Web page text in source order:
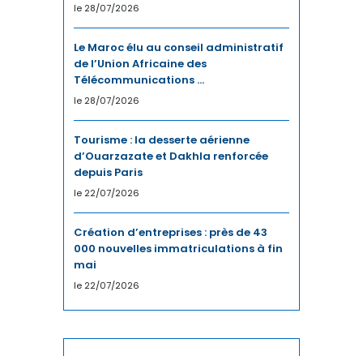
le 28/07/2026
Le Maroc élu au conseil administratif
de l’Union Africaine des
Télécommunications ...
le 28/07/2026
Tourisme : la desserte aérienne
d’Ouarzazate et Dakhla renforcée
depuis Paris
le 22/07/2026
Création d’entreprises : près de 43
000 nouvelles immatriculations à fin
mai
le 22/07/2026